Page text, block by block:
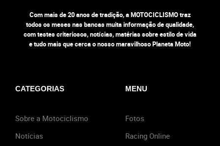
Com mais de 20 anos de tradição, a MOTOCICLISMO traz
todos os meses nas bancas muita informação de qualidade,
com testes criteriosos, notícias, matérias sobre estilo de vida
e tudo mais que cerca o nosso maravilhoso Planeta Moto!
CATEGORIAS
Sobre a Motociclismo
Notícias
MENU
Fotos
Racing Online